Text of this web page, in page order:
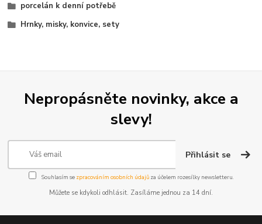
porcelán k denní potřebě
Hrnky, misky, konvice, sety
Nepropásněte novinky, akce a
slevy!
Přihlásit se
Souhlasím se zpracováním osobních údajůza účelem rozesílky newsletteru.
Můžete se kdykoli odhlásit. Zasíláme jednou za 14 dní.